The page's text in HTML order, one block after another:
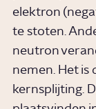
elektron
te stoten.
neutron
nemen. Het is
kernsplijting.